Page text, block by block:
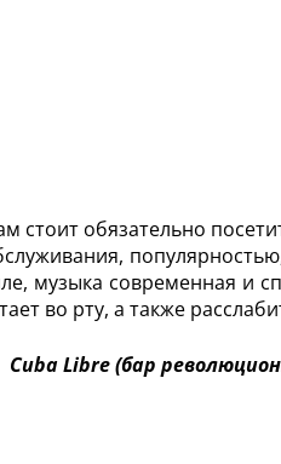
стоит обязательно
музыка современная и
во рту, а также
Cuba Libre (бар